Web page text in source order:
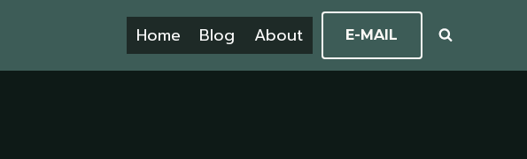
Home Blog About E-MAIL